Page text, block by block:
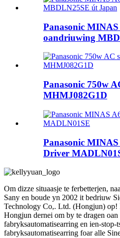
Panasonic MINAS
oandriuwing
Panasonic 750w
MHMJ082G1D
Panasonic
Driver
Om dizze situaasje te ferbetterjen,
Sany en boude yn 2002 it bedriuw
Technology Co,. Ltd. (Hongjun) op!
Hongjun dernei om by te dragen
fabryksautomatisearring en ien-
fabryksautomatisearring foar alle